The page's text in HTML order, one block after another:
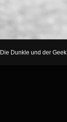
Die Dunkle und der Geek